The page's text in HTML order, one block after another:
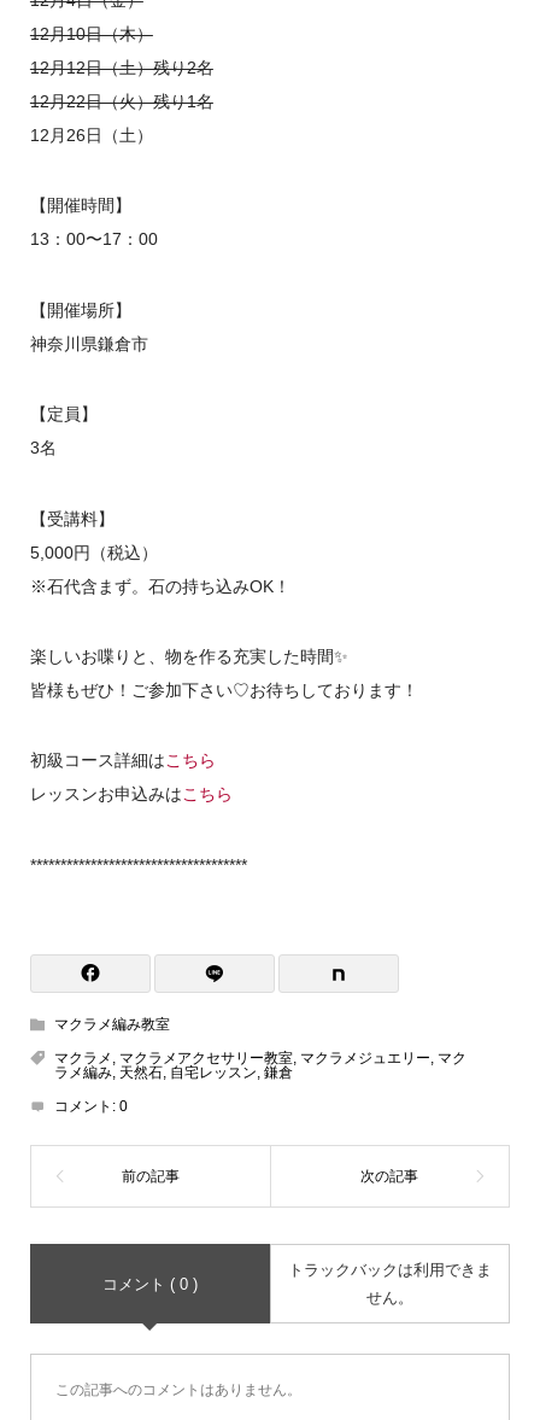
12月10日（木）
12月12日（土）残り2名
12月22日（火）残り1名
12月26日（土）
【開催時間】
13：00〜17：00
【開催場所】
神奈川県鎌倉市
【定員】
3名
【受講料】
5,000円（税込）
※石代含まず。石の持ち込みOK！
楽しいお喋りと、物を作る充実した時間✨
皆様もぜひ！ご参加下さい♡お待ちしております！
初級コース詳細はこちら
レッスンお申込みはこちら
************************************
マクラメ編み教室
マクラメ , マクラメアクセサリー教室, マクラメジュエリー, マク
ラメ編み, 天然石, 自宅レッスン, 鎌倉
コメント: 0
コメント ( 0 )
トラックバックは利用できま
せん。
この記事へのコメントはありません。